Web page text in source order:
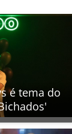
é tema do